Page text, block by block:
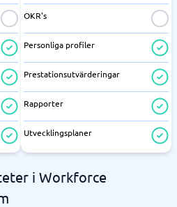
OKR's
Personliga profiler
Prestationsutvärderingar
Rapporter
Utvecklingsplaner
i Workforce